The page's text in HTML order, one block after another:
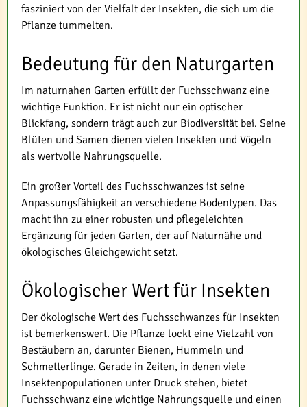
fasziniert von der Vielfalt der Insekten, die sich um die
Pflanze tummelten.
Bedeutung für den Naturgarten
Im naturnahen Garten erfüllt der Fuchsschwanz eine
wichtige Funktion. Er ist nicht nur ein optischer
Blickfang, sondern trägt auch zur Biodiversität bei. Seine
Blüten und Samen dienen vielen Insekten und Vögeln
als wertvolle Nahrungsquelle.
Ein großer Vorteil des Fuchsschwanzes ist seine
Anpassungsfähigkeit an verschiedene Bodentypen. Das
macht ihn zu einer robusten und pflegeleichten
Ergänzung für jeden Garten, der auf Naturnähe und
ökologisches Gleichgewicht setzt.
Ökologischer Wert für Insekten
Der ökologische Wert des Fuchsschwanzes für Insekten
ist bemerkenswert. Die Pflanze lockt eine Vielzahl von
Bestäubern an, darunter Bienen, Hummeln und
Schmetterlinge. Gerade in Zeiten, in denen viele
Insektenpopulationen unter Druck stehen, bietet
Fuchsschwanz eine wichtige Nahrungsquelle und einen